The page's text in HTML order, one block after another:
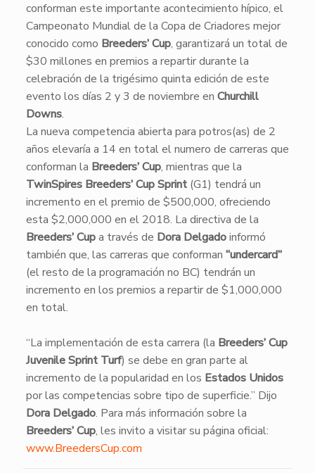
conforman este importante acontecimiento hípico, el
Campeonato Mundial de la Copa de Criadores mejor
conocido como Breeders’ Cup, garantizará un total de
$30 millones en premios a repartir durante la
celebración de la trigésimo quinta edición de este
evento los días 2 y 3 de noviembre en Churchill
Downs.
La nueva competencia abierta para potros(as) de 2
años elevaría a 14 en total el numero de carreras que
conforman la Breeders’ Cup, mientras que la
TwinSpires Breeders’ Cup Sprint(G1) tendrá un
incremento en el premio de $500,000, ofreciendo
esta $2,000,000 en el 2018. La directiva de la
Breeders’ Cupa través de Dora Delgadoinformó
también que, las carreras que conforman “undercard”
(el resto de la programación no BC) tendrán un
incremento en los premios a repartir de $1,000,000
en total.
“La implementación de esta carrera (la Breeders’ Cup
Juvenile Sprint Turf) se debe en gran parte al
incremento de la popularidad en los Estados Unidos
por las competencias sobre tipo de superficie.” Dijo
Dora Delgado. Para más información sobre la
Breeders’ Cup, les invito a visitar su página oficial:
www.BreedersCup.com